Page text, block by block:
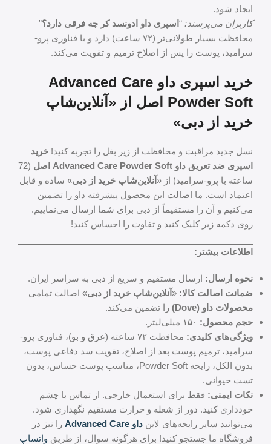
ایجاد شود.
کاربران می‌پرسند: “ اسپری داو ادونسد کر چه فرقی دارد؟”
محافظت بسیار طولانی‌تر (۷۲ ساعت) دارد و با فناوری پرو-
سرامید، پوست را پس از اصلاح ترمیم و تقویت می‌کند.
خرید اسپری داو Advanced Care
Powder Soft اصل از «آنلاین‌شاپ
خرید از دبی»
نسل جدید مراقبت و محافظت از زیر بغل را تجربه کنید! خرید
اسپری ضد تعریق داو Advanced Care Powder Soft اصل
(72
ساعته با پرو-سرامید) از « آنلاین‌شاپ خرید از دبی» ساده و قابل
اعتماد است. ما اصالت این محصول پیشرفته داو را تضمین
می‌کنیم و آن را مستقیماً از دبی برای شما ارسال می‌نماییم.
روی دکمه زیر کلیک کنید و تفاوت را احساس کنید!
اطلاعات بیشتر:
نحوه ارسال: ارسال مستقیم و سریع از دبی به سراسر ایران.
ضمانت اصالت کالا: « آنلاین‌شاپ خرید از دبی» اصالت تمامی
محصولات داو (Dove)
را تضمین می‌کند.
حجم محصول:
ویژگی‌های کلیدی:
محافظت ۷۲ ساعته (عرق و بو)، فناوری پرو-
سرامید، ترمیم پوست بعد از اصلاح، تقویت سد دفاعی پوست،
بدون الکل، رایحه Powder Soft، مناسب پوست حساس، بدون
تست حیوانی.
نکات ایمنی: فقط برای استعمال خارجی. از تماس با چشم
خودداری کنید. دور از شعله و حرارت مستقیم نگهداری شود.
می‌توانید سایر رایحه‌های لاین داو Advanced Care
را نیز در
فروشگاه ما جستجو کنید! برای هرگونه سوال، از طریق واتساپ